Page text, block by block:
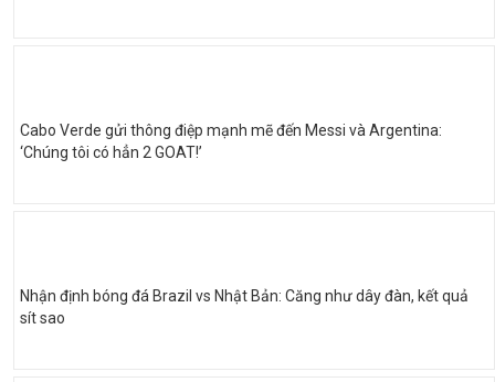
Cabo Verde gửi thông điệp mạnh mẽ đến Messi và Argentina:
‘Chúng tôi có hẳn 2 GOAT!’
Nhận định bóng đá Brazil vs Nhật Bản: Căng như dây đàn, kết quả
sít sao